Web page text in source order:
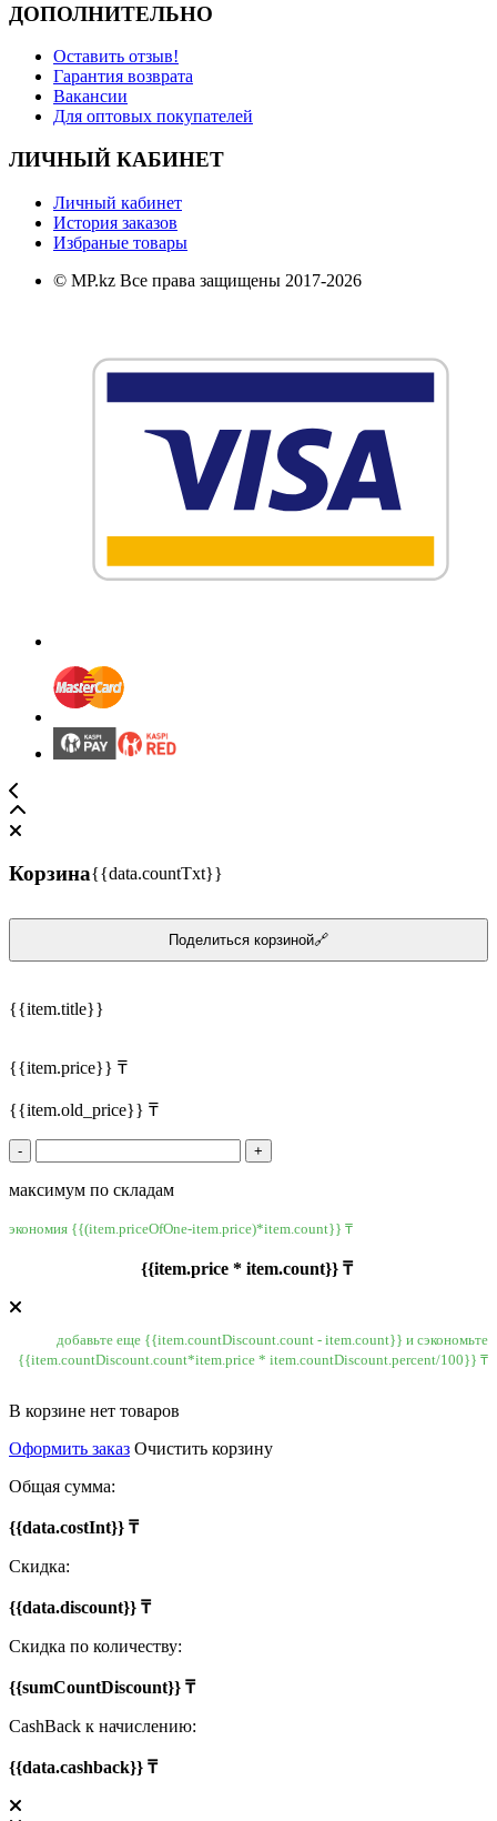
ДОПОЛНИТЕЛЬНО
Оставить отзыв!
Гарантия возврата
Вакансии
Для оптовых покупателей
ЛИЧНЫЙ КАБИНЕТ
Личный кабинет
История заказов
Избраные товары
© MP.kz Все права защищены 2017-2026
Корзина{{data.countTxt}}
Поделиться корзиной🔗
{{item.title}}
{{item.price}} ₸
{{item.old_price}} ₸
- +
максимум по складам
экономия {{(item.priceOfOne-item.price)*item.count}} ₸
{{item.price * item.count}} ₸
добавьте еще {{item.countDiscount.count - item.count}} и сэкономьте
{{item.countDiscount.count*item.price * item.countDiscount.percent/100}} ₸
В корзине нет товаров
Оформить заказ Очистить корзину
Общая сумма:
{{data.costInt}} ₸
Скидка:
{{data.discount}} ₸
Скидка по количеству:
{{sumCountDiscount}} ₸
CashBack к начислению:
{{data.cashback}} ₸